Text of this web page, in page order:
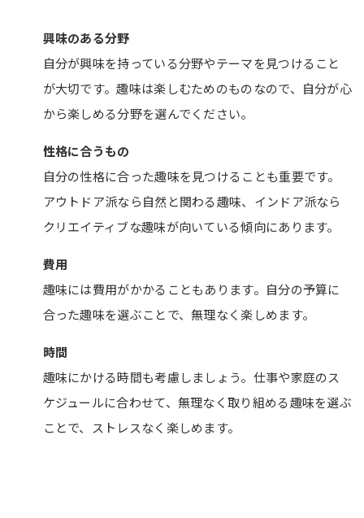
興味のある分野
自分が興味を持っている分野やテーマを見つけること
が大切です。趣味は楽しむためのものなので、自分が心
から楽しめる分野を選んでください。
性格に合うもの
自分の性格に合った趣味を見つけることも重要です。
アウトドア派なら自然と関わる趣味、インドア派なら
クリエイティブな趣味が向いている傾向にあります。
費用
趣味には費用がかかることもあります。自分の予算に
合った趣味を選ぶことで、無理なく楽しめます。
時間
趣味にかける時間も考慮しましょう。仕事や家庭のス
ケジュールに合わせて、無理なく取り組める趣味を選ぶ
ことで、ストレスなく楽しめます。